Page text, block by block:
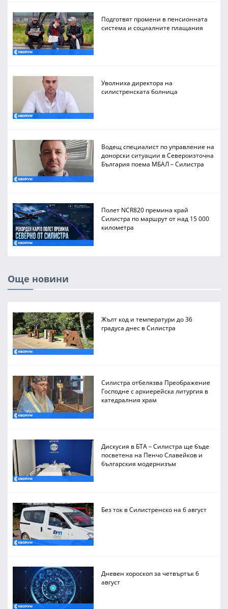
Подготвят промени в пенсионната
система и социалните плащания
Уволниха директора на
силистренската болница
Водещ специалист по управление на
донорски ситуации в Североизточна
България поема МБАЛ – Силистра
Полет NCR820 премина край
Силистра по маршрут от над 15 000
километра
Още новини
Жълт код и температури до 36
градуса днес в Силистра
Силистра отбелязва Преображение
Господне с архиерейска литургия в
катедралния храм
Дискусия в БТА – Силистра ще бъде
посветена на Пенчо Славейков и
българския модернизъм
Без ток в Силистренско на 6 август
Дневен хороскоп за четвъртък 6
август